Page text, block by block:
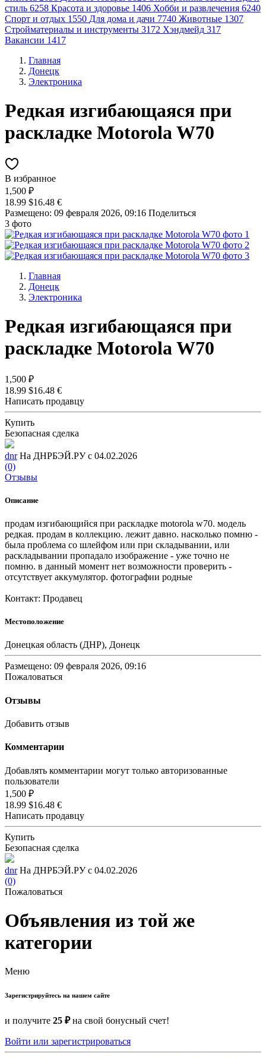
стиль 6258 Красота и здоровье 1406 Хобби и развлечения 6240
Спорт и отдых 1550 Для дома и дачи 7740 Животные 1307
Стройматериалы и инструменты 3172 Хэндмейд 317
Вакансии 1417
Главная
Донецк
Электроника
Редкая изгибающаяся при
раскладке Motorola W70
В избранное
1,500 ₽
18.99 $16.48 €
Размещено: 09 февраля 2026, 09:16 Поделиться
3 фото
Главная
Донецк
Электроника
Редкая изгибающаяся при
раскладке Motorola W70
1,500 ₽
18.99 $16.48 €
Написать продавцу
Купить
Безопасная сделка
dnr На ДНРБЭЙ.РУ с 04.02.2026
(0)
Отзывы
Описание
продам изгибающийся при раскладке motorola w70. модель
редкая. продам в коллекцию. лежит давно. насколько помню -
была проблема со шлейфом или при складывании, или
раскладывании пропадало изображение - уже точно не
помню. в данный момент нет возможности проверить -
отсутствует аккумулятор. фотографии родные
Контакт: Продавец
Местоположение
Донецкая область (ДНР), Донецк
Размещено: 09 февраля 2026, 09:16
Пожаловаться
Отзывы
Добавить отзыв
Комментарии
Добавлять комментарии могут только авторизованные
пользователи
1,500 ₽
18.99 $16.48 €
Написать продавцу
Купить
Безопасная сделка
dnr На ДНРБЭЙ.РУ с 04.02.2026
(0)
Пожаловаться
Объявления из той же
категории
Меню
Зарегистрируйтесь на нашем сайте
и получите 25 ₽на свой бонусный счет!
Войти или зарегистрироваться